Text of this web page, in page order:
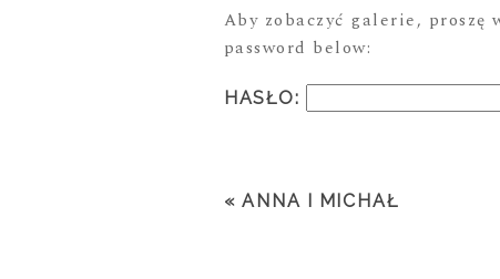
Aby zobaczyć galerie, proszę
password below:
HASŁO:
« ANNA I MICHAŁ